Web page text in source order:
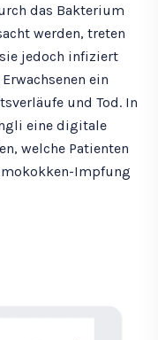
das Bakterium
werden, treten
jedoch infiziert
ein
und Tod. In
eine digitale
welche Patienten
Impfung